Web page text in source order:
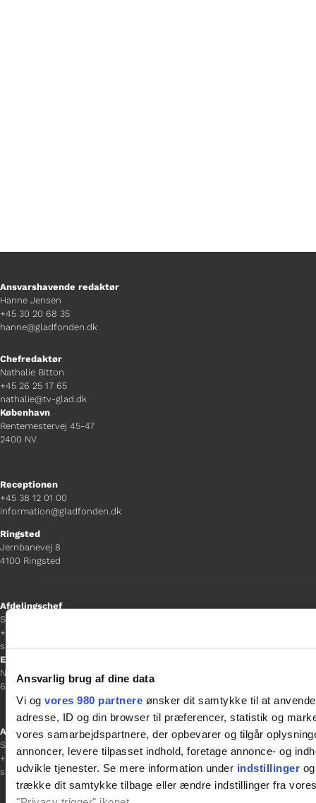
Ansvarlig brug af dine data
Vi og vores 980 partnere ønsker dit samtykke til at
adresse, ID og din browser til præferencer, statistik og
vores samarbejdspartnere, der opbevarer og tilgår
annoncer, levere tilpasset indhold, foretage annonce- og
udvikle tjenester. Se mere information under indstillinger
trække dit samtykke tilbage eller ændre indstillinger fra
Ansvarshavende redaktør
Hanne Jensen
+45 30 20 68 35
hanne@gladfonden.dk
Chefredaktør
Nathalie Bitton
+45 26 25 17 65
nathalie@tv-glad.dk
København
Rentemestervej 45-47
2400 NV
Receptionen
+45 38 12 01 00
information@gladfonden.dk
Ringsted
Jernbanevej 8
4100 Ringsted
Afdelingschef
Sacha Lohmann Weiss
+45 40 27 91 11
sacha.lw@gladfonden.dk
Esbjerg
Norgesgade 1, 2. sal
6700 Esbjerg
Afdelingschef
Sanne Hansen
+45 23 69 19 35
sanne.h@gladfonden.dk